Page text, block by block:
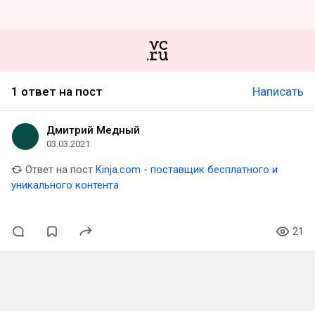
1 ответ на пост Написать
Дмитрий Медный
03.03.2021
Ответ на пост Kinja.com - поставщик бесплатного и
уникального контента
21